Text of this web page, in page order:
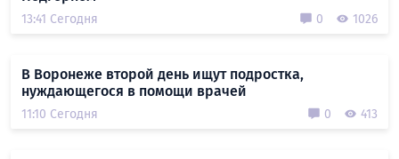
13:41 Сегодня 0 1026
В Воронеже второй день ищут подростка,
нуждающегося в помощи врачей
11:10 Сегодня 0 413